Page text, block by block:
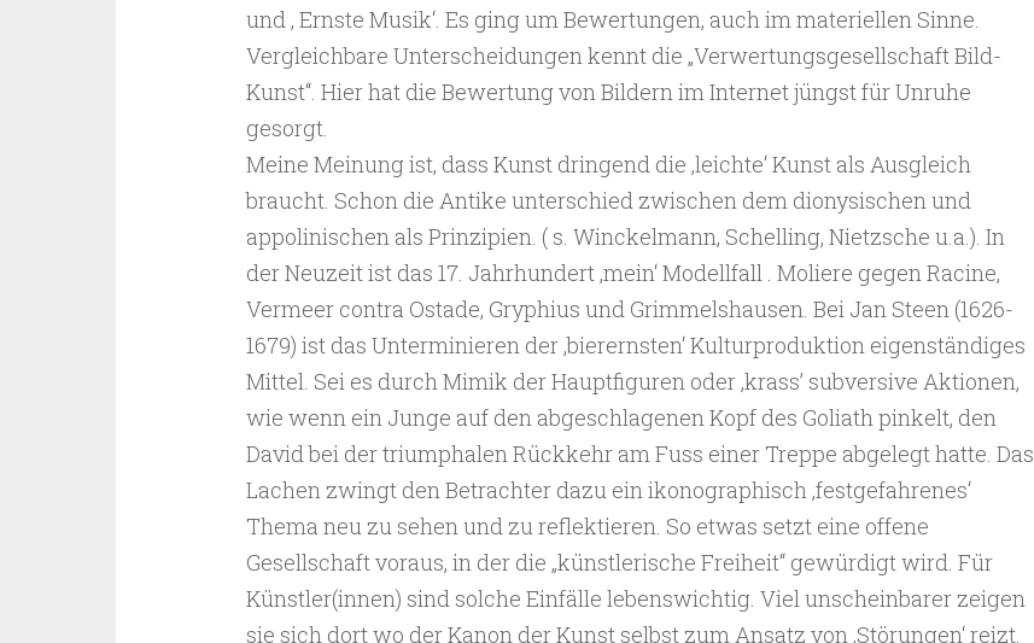
und ‚ Ernste Musik‘. Es ging um Bewertungen, auch im materiellen Sinne.
Vergleichbare Unterscheidungen kennt die „Verwertungsgesellschaft Bild-
Kunst“. Hier hat die Bewertung von Bildern im Internet jüngst für Unruhe
gesorgt.
Meine Meinung ist, dass Kunst dringend die ‚leichte‘ Kunst als Ausgleich
braucht. Schon die Antike unterschied zwischen dem dionysischen und
appolinischen als Prinzipien. ( s. Winckelmann, Schelling, Nietzsche u.a.). In
der Neuzeit ist das 17. Jahrhundert ‚mein‘ Modellfall . Moliere gegen Racine,
Vermeer contra Ostade, Gryphius und Grimmelshausen. Bei Jan Steen (1626-
1679) ist das Unterminieren der ‚bierernsten‘ Kulturproduktion eigenständiges
Mittel. Sei es durch Mimik der Hauptfiguren oder ‚krass’ subversive Aktionen,
wie wenn ein Junge auf den abgeschlagenen Kopf des Goliath pinkelt, den
David bei der triumphalen Rückkehr am Fuss einer Treppe abgelegt hatte. Das
Lachen zwingt den Betrachter dazu ein ikonographisch ‚festgefahrenes‘
Thema neu zu sehen und zu reflektieren. So etwas setzt eine offene
Gesellschaft voraus, in der die „künstlerische Freiheit“ gewürdigt wird. Für
Künstler(innen) sind solche Einfälle lebenswichtig. Viel unscheinbarer zeigen
sie sich dort wo der Kanon der Kunst selbst zum Ansatz von ‚Störungen‘ reizt.